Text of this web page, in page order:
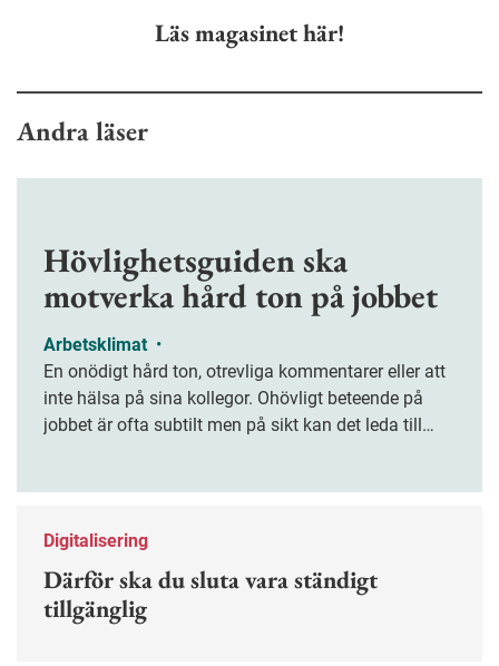
Läs magasinet här!
Andra läser
Hövlighetsguiden ska
motverka hård ton på jobbet
Arbetsklimat •
En onödigt hård ton, otrevliga kommentarer eller att
inte hälsa på sina kollegor. Ohövligt beteende på
jobbet är ofta subtilt men på sikt kan det leda till
Digitalisering
Därför ska du sluta vara ständigt
tillgänglig